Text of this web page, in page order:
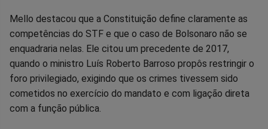
Mello destacou que a Constituição define claramente as
competências do STF e que o caso de Bolsonaro não se
enquadraria nelas. Ele citou um precedente de 2017,
quando o ministro Luís Roberto Barroso propôs restringir o
foro privilegiado, exigindo que os crimes tivessem sido
cometidos no exercício do mandato e com ligação direta
com a função pública.